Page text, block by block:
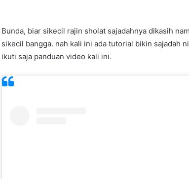
Bunda, biar sikecil rajin sholat sajadahnya dikasih
sikecil bangga. nah kali ini ada tutorial bikin sajadah
ikuti saja panduan video kali ini.